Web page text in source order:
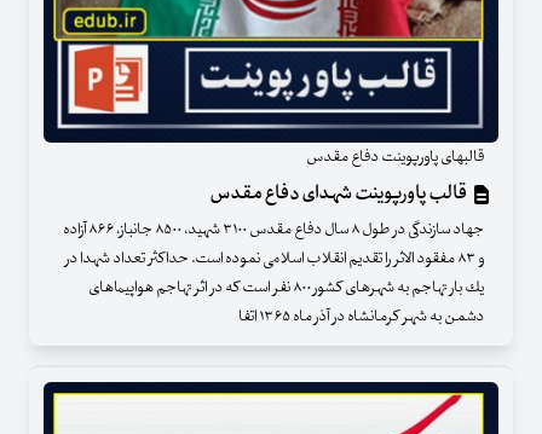
قالبهای پاورپوینت دفاع مقدس
قالب پاورپوینت شهدای دفاع مقدس
جهاد سازندگی در طول ۸ سال دفاع مقدس ۳۱۰۰ شهید، ۸۵۰۰ جانباز، ۸۶۶ آزاده
و ۸۳ مفقود الاثر را تقدیم انقلاب اسلامی نموده است. حداكثر تعداد شهدا در
یك بار تهاجم به شهرهای كشور ۸۰۰ نفر است كه در اثر تهاجم هواپیماهای
دشمن به شهر كرمانشاه در آذر ماه ۱۳۶۵ اتفا